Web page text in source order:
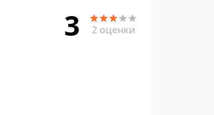
3 2 оценки